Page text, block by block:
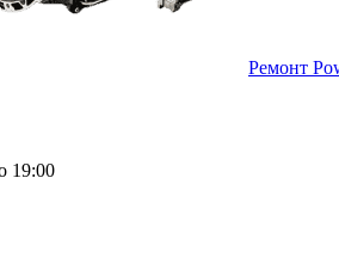
Ремонт
19:00